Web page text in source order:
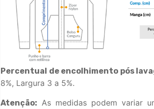
Percentual de encolhimento pós
8%, Largura 3 a 5%.
Atenção: As medidas podem variar